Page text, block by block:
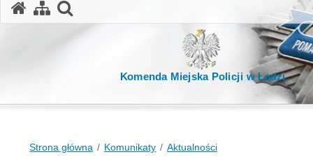
Komenda Miejska Policji w Łodzi
Strona główna Komunikaty Aktualności